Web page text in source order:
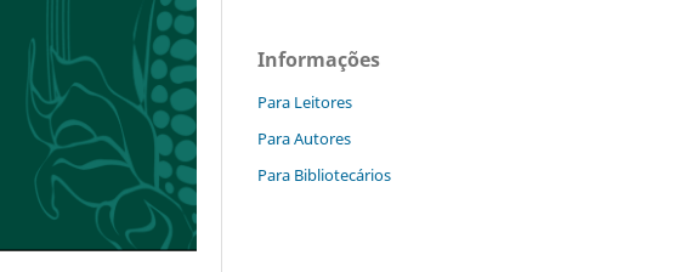
Informações
Para Leitores
Para Autores
Para Bibliotecários